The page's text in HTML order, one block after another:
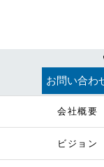
お問い合わ
会社概要
ビジョン